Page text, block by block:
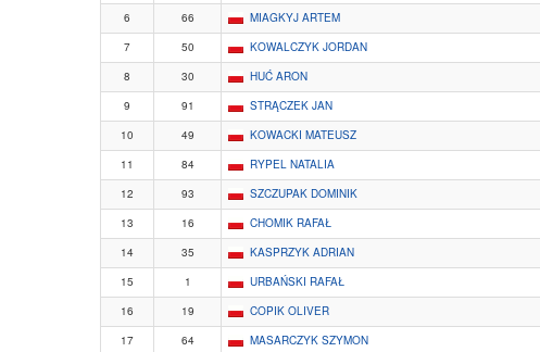
6
66 MIAGKYJ ARTEM
7
50 KOWALCZYK JORDAN
8
30 HUĆ ARON
9
91 STRĄCZEK JAN
10
49 KOWACKI MATEUSZ
11
84 RYPEL NATALIA
12
93 SZCZUPAK DOMINIK
13
16 CHOMIK RAFAŁ
14
35 KASPRZYK ADRIAN
15
1 URBAŃSKI RAFAŁ
16
19 COPIK OLIVER
17
64 MASARCZYK SZYMON